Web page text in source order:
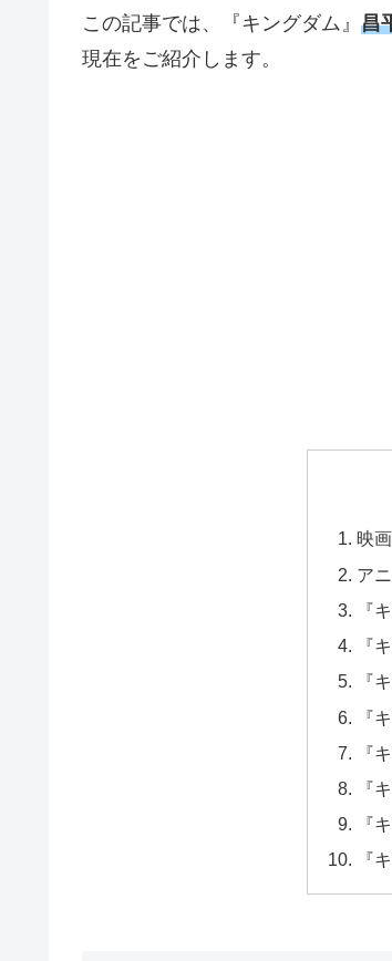
この記事では、『キングダム』 昌
現在をご紹介します。
映
ア
『
『
『
『
『
『
『
『